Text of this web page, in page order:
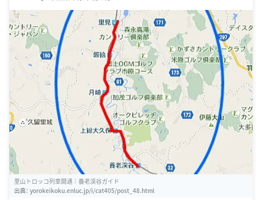
里山トロッコ列車開通｜養老渓谷ガイド
出典： yorokeikoku.enluc.jp/i/cat405/post_48.html